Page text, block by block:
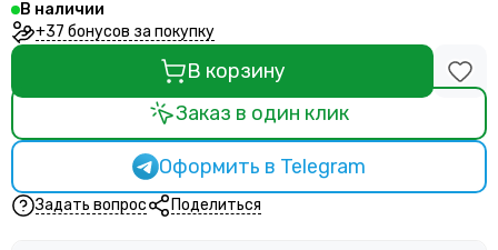
В наличии
+37 бонусов за покупку
В корзину
Заказ в один клик
Оформить в Telegram
Задать вопрос Поделиться